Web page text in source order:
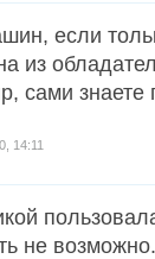
если
из
сами знаете
14:11
не